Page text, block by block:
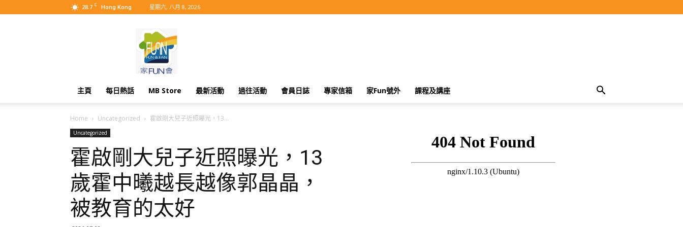
28.7 C Hong Kong 星期六, 八月 8, 2026
主頁 每日熱話 MB Store 最新活動 過往活動 會員日誌 專家信箱 家Fun號外 課程及講座
Home Uncategorized 霍啟剛大兒子近照曝光，13...
Uncategorized
霍啟剛大兒子近照曝光，13
歲霍中曦越長越像郭晶晶，
被教育的太好